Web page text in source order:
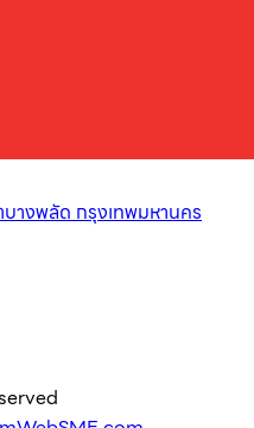
างพลัด กรุงเทพมหานคร